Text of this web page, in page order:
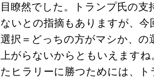
目瞭然でした。トランプ氏の支
ないとの指摘もありますが、
選択＝どっちの方がマシか、の
上がらないからともいえます
たヒラリーに勝つためには、